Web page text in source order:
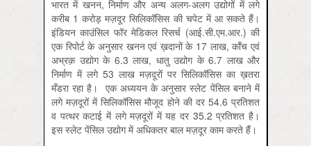
भारत में खनन, निर्माण और अन्य अलग-अलग उद्योगों में लगे
करीब 1 करोड़ मज़दूर सिलिकॉसिस की चपेट में आ सकते हैं।
इंडियन काउंसिल फॉर मेडिकल रिसर्च (आई.सी.एम.आर.) की
एक रिपोर्ट के अनुसार खनन एवं ख़दानों के 17 लाख, काँच एवं
अभ्रक़ उद्योग के 6.3 लाख, धातु उद्योग के 6.7 लाख और
निर्माण में लगे 53 लाख मज़दूरों पर सिलिकॉसिस का ख़तरा
मँडरा रहा है। एक अध्ययन के अनुसार स्लेट पेंसिल बनाने में
लगे मज़दूरों में सिलिकॉसिस मौजूद होने की दर 54.6 प्रतिशत
व पत्थर कटाई में लगे मज़दूरों में यह दर 35.2 प्रतिशत है।
इस स्लेट पेंसिल उद्योग में अधिकतर बाल मज़दूर काम करते हैं।